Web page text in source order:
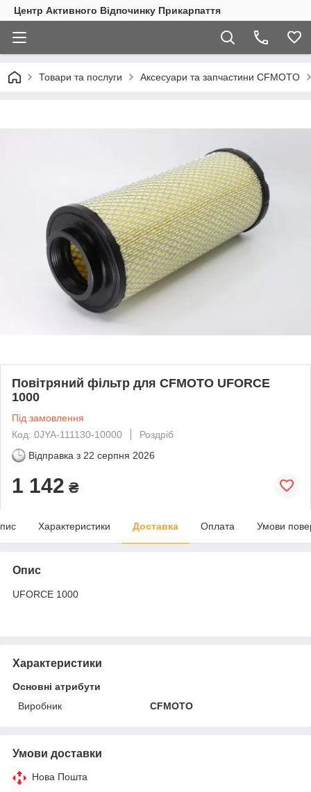
Центр Активного Відпочинку Прикарпаття
Товари та послуги Аксесуари та запчастини CFMOTO
Повітряний фільтр для CFMOTO UFORCE
1000
Під замовлення
Код: 0JYA-111130-10000
Роздріб
Відправка з 22 серпня 2026
1 142 ₴
Характеристики Доставка Оплата Умови
Опис
UFORCE 1000
Характеристики
Основні атрибути
Виробник
CFMOTO
Умови доставки
Нова Пошта